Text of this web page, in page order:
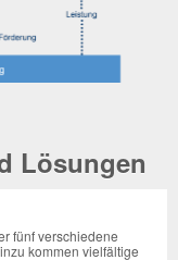
Lösungen
fünf ver­schie­de­ne
kom­men viel­fäl­ti­ge